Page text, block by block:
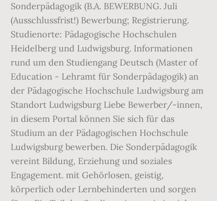
Sonderpädagogik (B.A. BEWERBUNG. Juli
(Ausschlussfrist!) Bewerbung; Registrierung.
Studienorte: Pädagogische Hochschulen
Heidelberg und Ludwigsburg. Informationen
rund um den Studiengang Deutsch (Master of
Education - Lehramt für Sonderpädagogik) an
der Pädagogische Hochschule Ludwigsburg am
Standort Ludwigsburg Liebe Bewerber/-innen,
in diesem Portal können Sie sich für das
Studium an der Pädagogischen Hochschule
Ludwigsburg bewerben. Die Sonderpädagogik
vereint Bildung, Erziehung und soziales
Engagement. mit Gehörlosen, geistig,
körperlich oder Lernbehinderten und sorgen